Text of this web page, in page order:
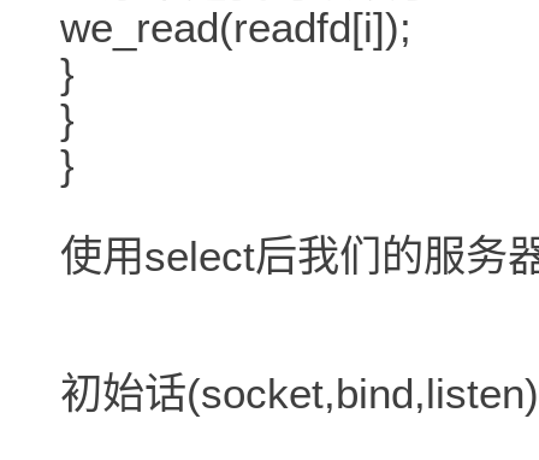
we_read(readfd[i]);
}
}
}
使用select后我们的服务
初始话